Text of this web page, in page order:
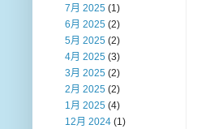
7月 2025 (1)
6月 2025 (2)
5月 2025 (2)
4月 2025 (3)
3月 2025 (2)
2月 2025 (2)
1月 2025 (4)
12月 2024 (1)